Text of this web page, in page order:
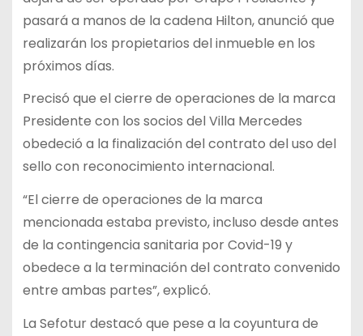
pasará a manos de la cadena Hilton, anunció que
realizarán los propietarios del inmueble en los
próximos días.
Precisó que el cierre de operaciones de la marca
Presidente con los socios del Villa Mercedes
obedeció a la finalización del contrato del uso del
sello con reconocimiento internacional.
“El cierre de operaciones de la marca
mencionada estaba previsto, incluso desde antes
de la contingencia sanitaria por Covid-19 y
obedece a la terminación del contrato convenido
entre ambas partes”, explicó.
La Sefotur destacó que pese a la coyuntura de